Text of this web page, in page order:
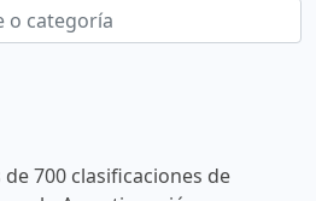
700 clasificaciones de